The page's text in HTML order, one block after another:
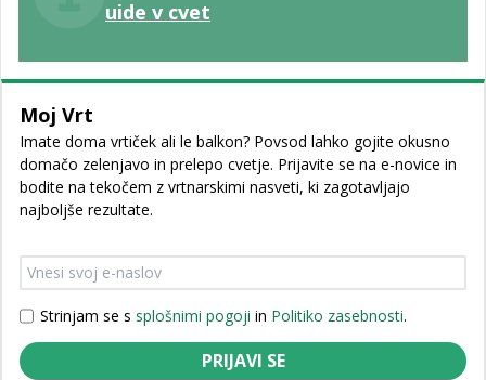
uide v cvet
Moj Vrt
Imate doma vrtiček ali le balkon? Povsod lahko gojite okusno
domačo zelenjavo in prelepo cvetje. Prijavite se na e-novice in
bodite na tekočem z vrtnarskimi nasveti, ki zagotavljajo
najboljše rezultate.
Strinjam se s splošnimi pogoji in Politiko zasebnosti.
PRIJAVI SE